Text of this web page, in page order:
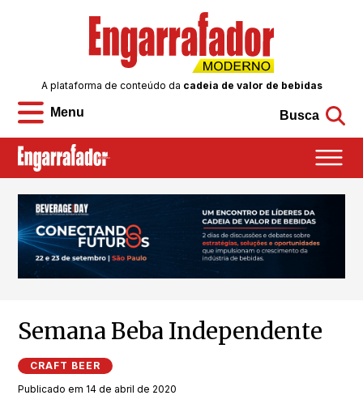
Menu
A plataforma de conteúdo da cadeia de valor de bebidas
Busca
Semana Beba Independente
CRAFT BEER
Publicado em 14 de abril de 2020